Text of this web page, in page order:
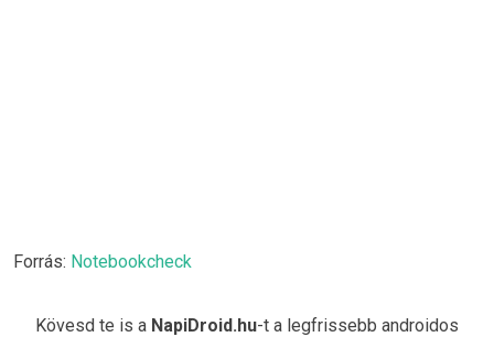
Forrás: Notebookcheck
Kövesd te is a NapiDroid.hu-t a legfrissebb androidos